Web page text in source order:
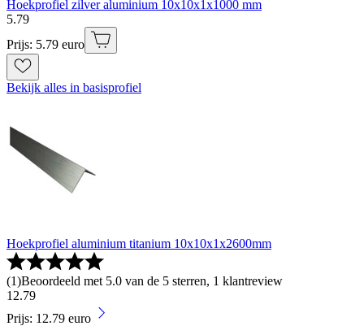
Hoekprofiel zilver aluminium 10x10x1x1000 mm
5.79
Prijs: 5.79 euro
Bekijk alles in basisprofiel
Hoekprofiel aluminium titanium 10x10x1x2600mm
(1)Beoordeeld met 5.0 van de 5 sterren, 1 klantreview
12.79
Prijs: 12.79 euro